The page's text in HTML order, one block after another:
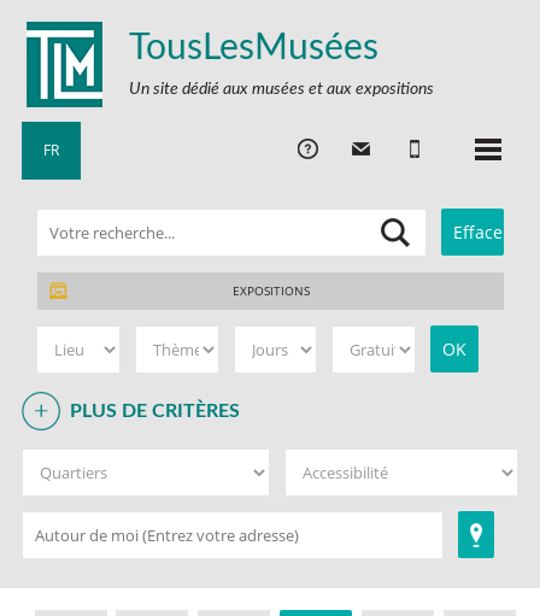
TousLesMusées
Un site dédié aux musées et aux expositions
FR
EXPOSITIONS
PLUS DE CRITÈRES